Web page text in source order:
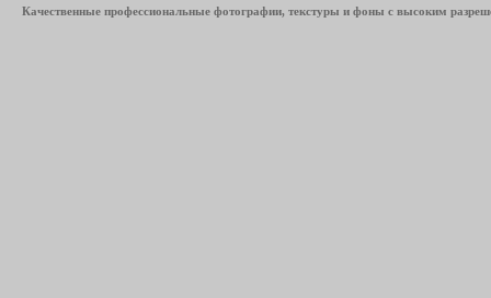
Качественные профессиональные фотографии, текстуры и фоны с высоким